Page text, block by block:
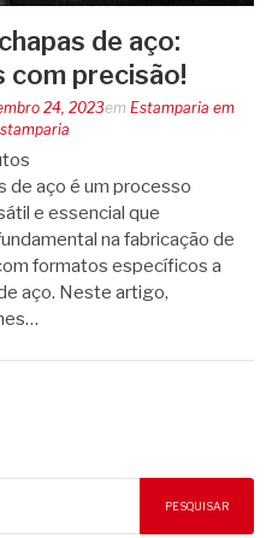
de aço:
com precisão!
24, 2023em Estamparia em
de aço é um processo
e essencial que
na fabricação de
formatos específicos a
aço. Neste artigo,
PESQUISAR